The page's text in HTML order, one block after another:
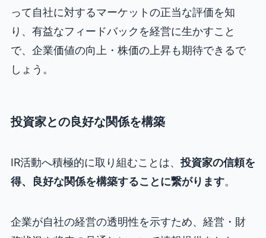
って自社に対するマーケットの正当な評価を知
り、有益なフィードバックを経営に生かすこと
で、企業価値の向上・株価の上昇も期待できるで
しょう。
投資家との良好な関係を構築
IR活動へ積極的に取り組むことは、 投資家の信頼を
得、良好な関係を構築することに繋がります。
企業が自社の経営の透明性を示すため、経営・財